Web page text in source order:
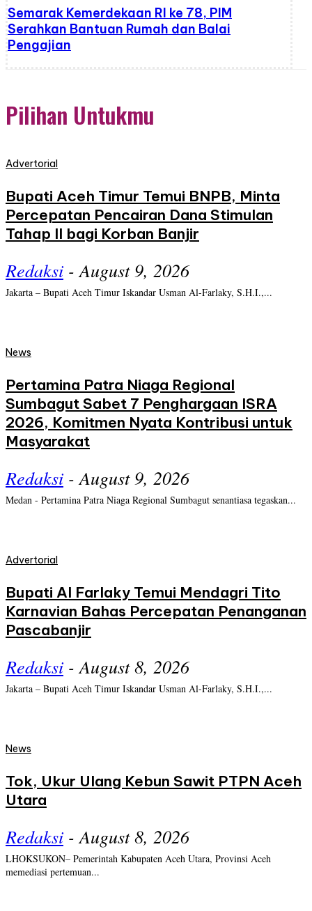
Semarak Kemerdekaan RI ke 78, PIM
Serahkan Bantuan Rumah dan Balai
Pengajian
Pilihan Untukmu
Advertorial
Bupati Aceh Timur Temui BNPB, Minta
Percepatan Pencairan Dana Stimulan
Tahap II bagi Korban Banjir
Redaksi - August 9, 2026
Jakarta – Bupati Aceh Timur Iskandar Usman Al-Farlaky, S.H.I.,...
News
Pertamina Patra Niaga Regional
Sumbagut Sabet 7 Penghargaan ISRA
2026, Komitmen Nyata Kontribusi untuk
Masyarakat
Redaksi - August 9, 2026
Medan - Pertamina Patra Niaga Regional Sumbagut senantiasa tegaskan...
Advertorial
Bupati Al Farlaky Temui Mendagri Tito
Karnavian Bahas Percepatan Penanganan
Pascabanjir
Redaksi - August 8, 2026
Jakarta – Bupati Aceh Timur Iskandar Usman Al-Farlaky, S.H.I.,...
News
Tok, Ukur Ulang Kebun Sawit PTPN Aceh
Utara
Redaksi - August 8, 2026
LHOKSUKON– Pemerintah Kabupaten Aceh Utara, Provinsi Aceh
memediasi pertemuan...